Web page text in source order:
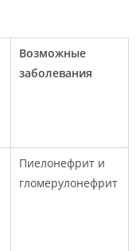
Возможные
заболевания
Пиелонефрит и
гломерулонефрит